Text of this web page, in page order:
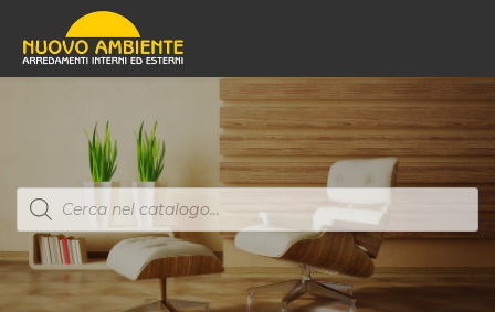
Products
search